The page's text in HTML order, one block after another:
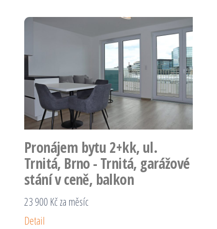
Pronájem bytu 2+kk, ul.
Trnitá, Brno - Trnitá, garážové
stání v ceně, balkon
23 900 Kč za měsíc
Detail